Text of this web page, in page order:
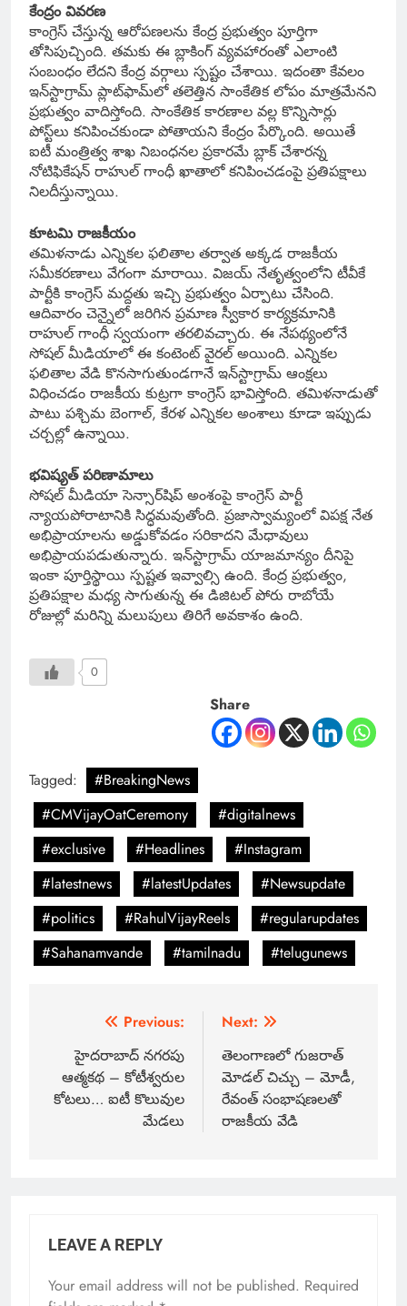
కేంద్రం వివరణ
కాంగ్రెస్ చేస్తున్న ఆరోపణలను కేంద్ర ప్రభుత్వం పూర్తిగా
తోసిపుచ్చింది. తమకు ఈ బ్లాకింగ్ వ్యవహారంతో ఎలాంటి
సంబంధం లేదని కేంద్ర వర్గాలు స్పష్టం చేశాయి. ఇదంతా కేవలం
ఇన్‌స్టాగ్రామ్ ప్లాట్‌ఫామ్‌లో తలెత్తిన సాంకేతిక లోపం మాత్రమేనని
ప్రభుత్వం వాదిస్తోంది. సాంకేతిక కారణాల వల్ల కొన్నిసార్లు
పోస్ట్‌లు కనిపించకుండా పోతాయని కేంద్రం పేర్కొంది. అయితే
ఐటీ మంత్రిత్వ శాఖ నిబంధనల ప్రకారమే బ్లాక్ చేశారన్న
నోటిఫికేషన్ రాహుల్ గాంధీ ఖాతాలో కనిపించడంపై ప్రతిపక్షాలు
నిలదీస్తున్నాయి.
కూటమి రాజకీయం
తమిళనాడు ఎన్నికల ఫలితాల తర్వాత అక్కడ రాజకీయ
సమీకరణాలు వేగంగా మారాయి. విజయ్ నేతృత్వంలోని టీవీకే
పార్టీకి కాంగ్రెస్ మద్దతు ఇచ్చి ప్రభుత్వం ఏర్పాటు చేసింది.
ఆదివారం చెన్నైలో జరిగిన ప్రమాణ స్వీకార కార్యక్రమానికి
రాహుల్ గాంధీ స్వయంగా తరలివచ్చారు. ఈ నేపథ్యంలోనే
సోషల్ మీడియాలో ఈ కంటెంట్ వైరల్ అయింది. ఎన్నికల
ఫలితాల వేడి కొనసాగుతుండగానే ఇన్‌స్టాగ్రామ్ ఆంక్షలు
విధించడం రాజకీయ కుట్రగా కాంగ్రెస్ భావిస్తోంది. తమిళనాడుతో
పాటు పశ్చిమ బెంగాల్, కేరళ ఎన్నికల అంశాలు కూడా ఇప్పుడు
చర్చల్లో ఉన్నాయి.
భవిష్యత్ పరిణామాలు
సోషల్ మీడియా సెన్సార్‌షిప్ అంశంపై కాంగ్రెస్ పార్టీ
న్యాయపోరాటానికి సిద్ధమవుతోంది. ప్రజాస్వామ్యంలో విపక్ష నేత
అభిప్రాయాలను అడ్డుకోవడం సరికాదని మేధావులు
అభిప్రాయపడుతున్నారు. ఇన్‌స్టాగ్రామ్ యాజమాన్యం దీనిపై
ఇంకా పూర్తిస్థాయి స్పష్టత ఇవ్వాల్సి ఉంది. కేంద్ర ప్రభుత్వం,
ప్రతిపక్షాల మధ్య సాగుతున్న ఈ డిజిటల్ పోరు రాబోయే
రోజుల్లో మరిన్ని మలుపులు తిరిగే అవకాశం ఉంది.
0
Share
Tagged:
#BreakingNews
#CMVijayOatCeremony
#digitalnews
#exclusive
#Headlines
#Instagram
#latestnews
#latestUpdates
#Newsupdate
#politics
#RahulVijayReels
#regularupdates
#Sahanamvande
#tamilnadu #telugunews
Previous:
హైదరాబాద్ నగరపు
ఆత్మకథ – కోటీశ్వరుల
కోటలు… ఐటీ కొలువుల
మేడలు
Next:
తెలంగాణలో గుజరాత్
మోడల్ చిచ్చు – మోడీ,
రేవంత్ సంభాషణలతో
రాజకీయ వేడి
LEAVE A REPLY
Your email address will not be published. Required